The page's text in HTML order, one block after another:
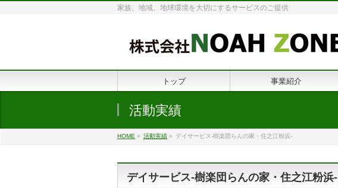
家族、地域、地球環境を大切にするサービスのご提供
トップ 事業紹介
活動実績
HOME » 活動実績 » デイサービス-樹楽団らんの家・住之江粉浜-
デイサービス-樹楽団らんの家・住之江粉浜-